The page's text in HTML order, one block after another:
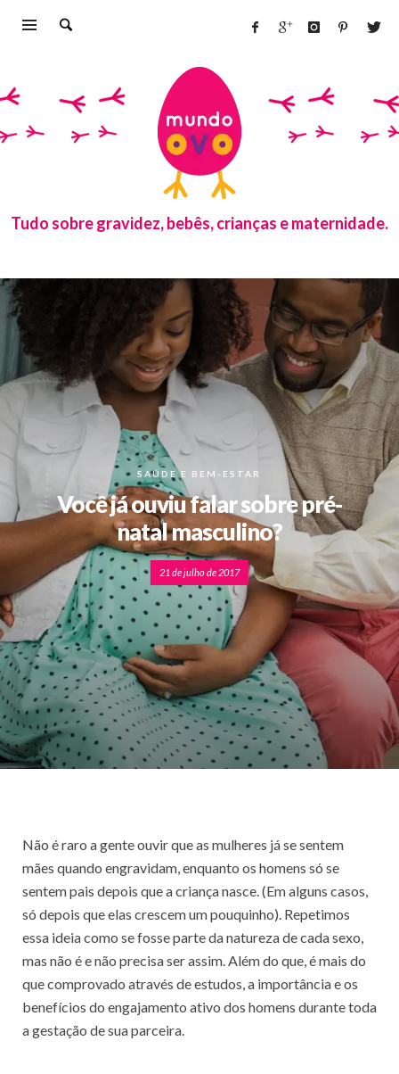
Tudo sobre gravidez, bebês, crianças e maternidade.
SAÚDE E BEM-ESTAR
Você já ouviu falar sobre pré-
natal masculino?
21 de julho de 2017
Não é raro a gente ouvir que as mulheres já se sentem
mães quando engravidam, enquanto os homens só se
sentem pais depois que a criança nasce. (Em alguns casos,
só depois que elas crescem um pouquinho). Repetimos
essa ideia como se fosse parte da natureza de cada sexo,
mas não é e não precisa ser assim. Além do que, é mais do
que comprovado através de estudos, a importância e os
benefícios do engajamento ativo dos homens durante toda
a gestação de sua parceira.